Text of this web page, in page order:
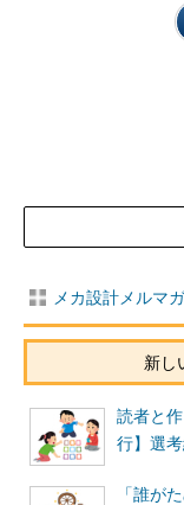
メカ設計メルマ
新し
読者と
行】選
「誰が